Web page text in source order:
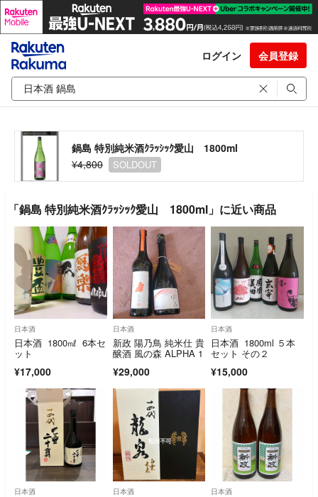
ログイン 会員登録
鍋島 特別純米酒ｸﾗｯｼｯｸ愛山 1800ml
¥4,800
SOLDOUT
「鍋島 特別純米酒ｸﾗｯｼｯｸ愛山 1800ml」に近い商品
日本酒
日本酒 1800㎖ 6本セ
ット
¥17,000
日本酒
新政 陽乃鳥 純米仕 貴
醸酒 風の森 ALPHA 1
¥29,000
日本酒
日本酒 1800ml ５本
セット その２
¥15,000
日本酒 日本酒 日本酒